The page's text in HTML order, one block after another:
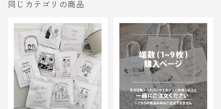
同じカテゴリの商品